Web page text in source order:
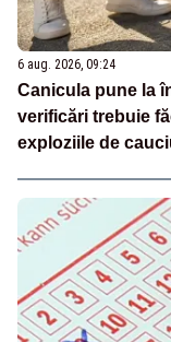
6 aug. 2026, 09:24
Canicula pune la
verificări trebuie
exploziile de